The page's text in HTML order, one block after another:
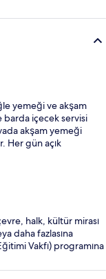
yemeği ve akşam
barda içecek servisi
akşam yemeği
Her gün açık
halk, kültür mirası
daha fazlasına
Vakfı) programına